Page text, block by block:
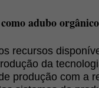
adubo
recursos
da
produção com a